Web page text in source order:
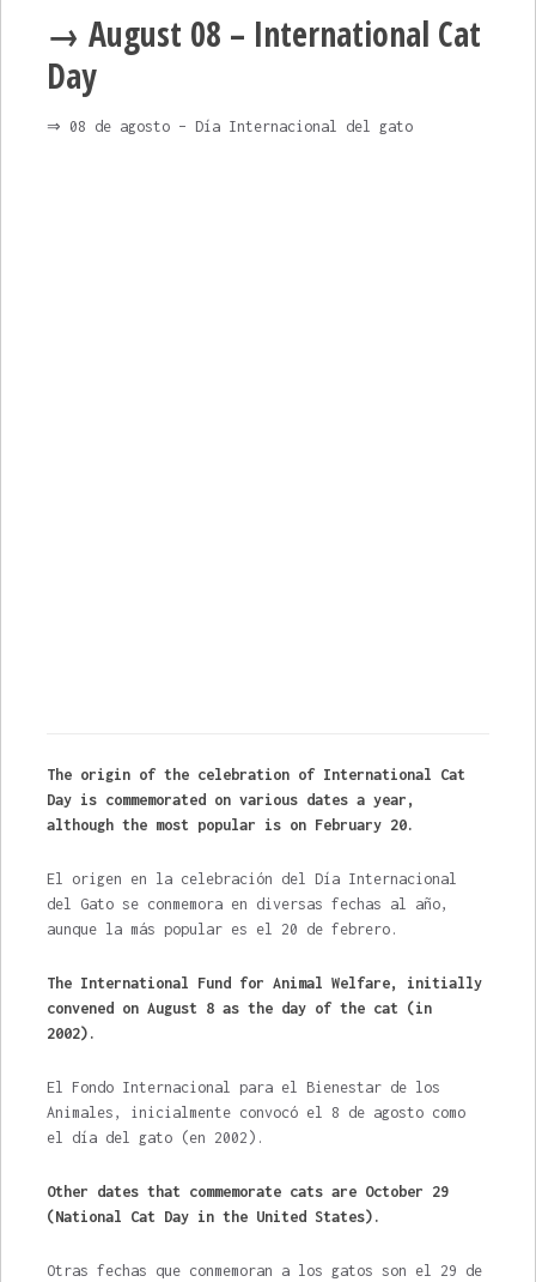
→ August 08 – International Cat
Day
⇒ 08 de agosto – Día Internacional del gato
The origin of the celebration of International Cat
Day is commemorated on various dates a year,
although the most popular is on February 20.
El origen en la celebración del Día Internacional
del Gato se conmemora en diversas fechas al año,
aunque la más popular es el 20 de febrero.
The International Fund for Animal Welfare, initially
convened on August 8 as the day of the cat (in
2002).
El Fondo Internacional para el Bienestar de los
Animales, inicialmente convocó el 8 de agosto como
el día del gato (en 2002).
Other dates that commemorate cats are October 29
(National Cat Day in the United States).
Otras fechas que conmemoran a los gatos son el 29 de